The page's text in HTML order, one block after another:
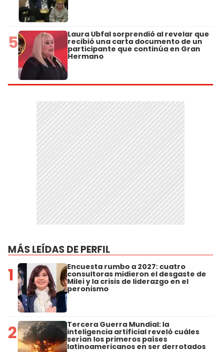
5 Laura Ubfal sorprendió al revelar que
recibió una carta documento de un
participante que continúa en Gran
Hermano
MÁS LEÍDAS DE PERFIL
1 Encuesta rumbo a 2027: cuatro
consultoras midieron el desgaste de
Milei y la crisis de liderazgo en el
peronismo
2 Tercera Guerra Mundial: la
inteligencia artificial reveló cuáles
serían los primeros países
latinoamericanos en ser derrotados